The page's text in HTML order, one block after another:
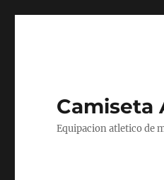
Camiseta
Equipacion atletico de